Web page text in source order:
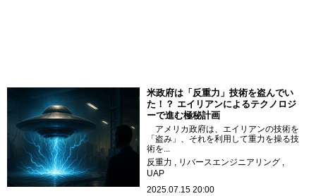
米政府は「反重力」技術を盗んでい
た！？ エイリアンによるテクノロジ
ーで進む極秘計画
アメリカ政府は、エイリアンの技術を
「盗み」、それを利用して重力を操る技
術を...
反重力
リバースエンジニアリング
UAP
2025.07.15 20:00